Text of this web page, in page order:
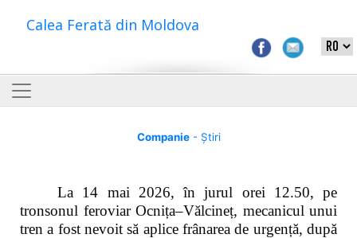
Calea Ferată din Moldova
Companie- Știri
La 14 mai 2026, în jurul orei 12.50, pe
tronsonul feroviar Ocnița–Vălcineț, mecanicul unui
tren a fost nevoit să aplice frânarea de urgență, după